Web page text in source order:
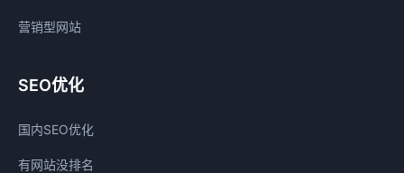
营销型网站
SEO优化
国内SEO优化
有网站没排名